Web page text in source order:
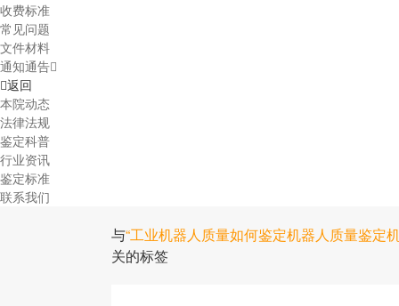
收费标准
常见问题
文件材料
通知通告
返回
本院动态
法律法规
鉴定科普
行业资讯
鉴定标准
联系我们
与“工业机器人质量如何鉴定机器人质量鉴定
关的标签